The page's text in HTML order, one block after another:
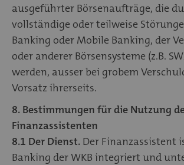
ausgeführter Börsenaufträge, die
vollständige oder teilweise
Banking oder Mobile Banking, der
oder anderer Börsensysteme (z.B.
werden, ausser bei grobem
Vorsatz ihrerseits.
8. Bestimmungen für die Nutzung
Finanzassistenten
8.1 Der Dienst. Der Finanzassistent
Banking der WKB integriert und